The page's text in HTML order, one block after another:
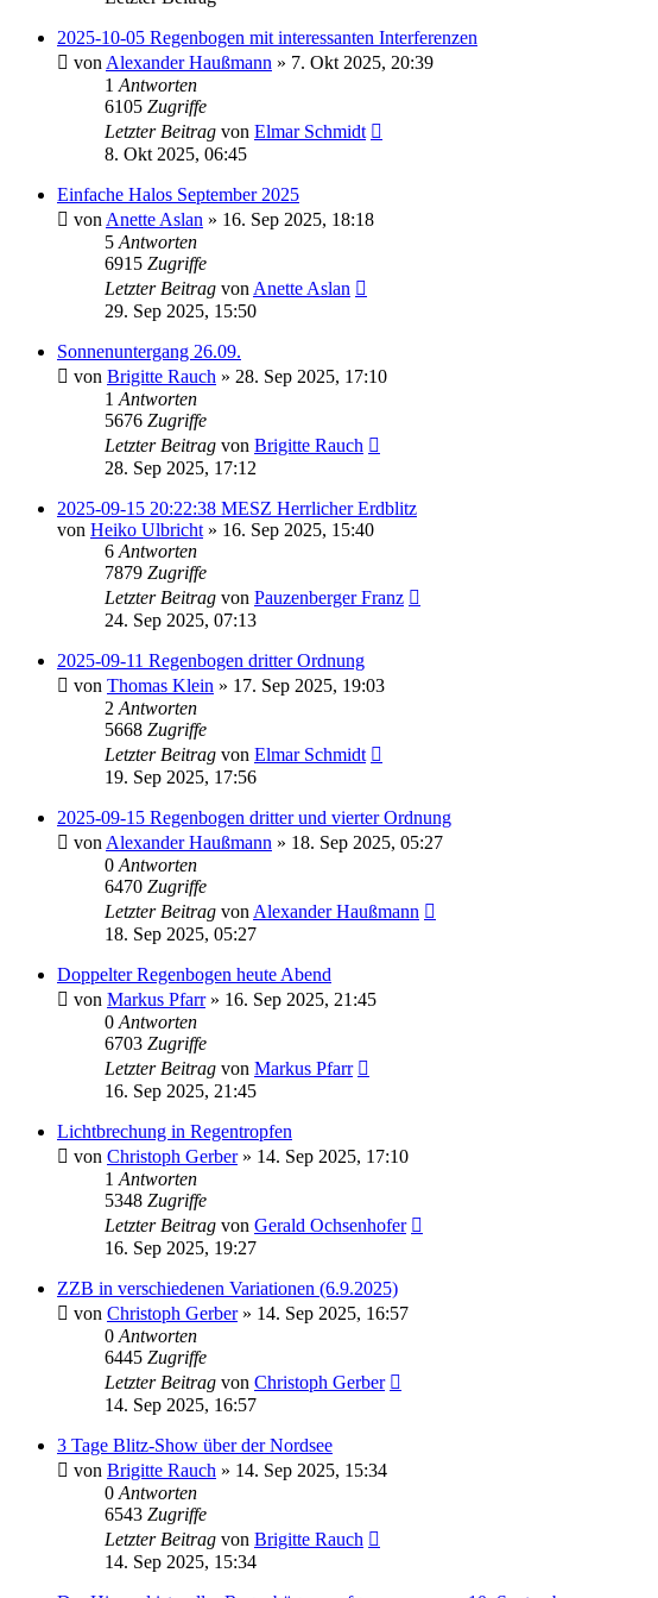
2025-10-05 Regenbogen mit interessanten Interferenzen
von Alexander Haußmann » 7. Okt 2025, 20:39
1 Antworten
6105 Zugriffe
Letzter Beitrag von Elmar Schmidt
8. Okt 2025, 06:45
Einfache Halos September 2025
von Anette Aslan » 16. Sep 2025, 18:18
5 Antworten
6915 Zugriffe
Letzter Beitrag von Anette Aslan
29. Sep 2025, 15:50
Sonnenuntergang 26.09.
von Brigitte Rauch » 28. Sep 2025, 17:10
1 Antworten
5676 Zugriffe
Letzter Beitrag von Brigitte Rauch
28. Sep 2025, 17:12
2025-09-15 20:22:38 MESZ Herrlicher Erdblitz
von Heiko Ulbricht » 16. Sep 2025, 15:40
6 Antworten
7879 Zugriffe
Letzter Beitrag von Pauzenberger Franz
24. Sep 2025, 07:13
2025-09-11 Regenbogen dritter Ordnung
von Thomas Klein » 17. Sep 2025, 19:03
2 Antworten
5668 Zugriffe
Letzter Beitrag von Elmar Schmidt
19. Sep 2025, 17:56
2025-09-15 Regenbogen dritter und vierter Ordnung
von Alexander Haußmann » 18. Sep 2025, 05:27
0 Antworten
6470 Zugriffe
Letzter Beitrag von Alexander Haußmann
18. Sep 2025, 05:27
Doppelter Regenbogen heute Abend
von Markus Pfarr» 16. Sep 2025, 21:45
0 Antworten
6703 Zugriffe
Letzter Beitrag von Markus Pfarr
16. Sep 2025, 21:45
Lichtbrechung in Regentropfen
von Christoph Gerber» 14. Sep 2025, 17:10
1 Antworten
5348 Zugriffe
Letzter Beitrag von Gerald Ochsenhofer
16. Sep 2025, 19:27
ZZB in verschiedenen Variationen (6.9.2025)
von Christoph Gerber» 14. Sep 2025, 16:57
0 Antworten
6445 Zugriffe
Letzter Beitrag von Christoph Gerber
14. Sep 2025, 16:57
3 Tage Blitz-Show über der Nordsee
von Brigitte Rauch » 14. Sep 2025, 15:34
0 Antworten
6543 Zugriffe
Letzter Beitrag von Brigitte Rauch
14. Sep 2025, 15:34